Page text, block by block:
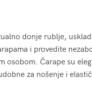
donje rublje,
i provedite
osobom. Čarape su
za nošenje i